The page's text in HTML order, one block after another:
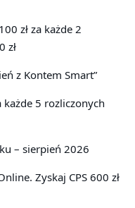
zł za każde 2
zł
z Kontem Smart”
każde 5 rozliczonych
– sierpień 2026
Zyskaj CPS 600 zł